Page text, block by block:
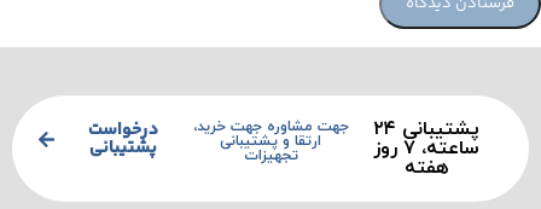
پشتیبانی ۲۴
ساعته، ۷ روز
هفته
جهت مشاوره جهت خرید،
ارتقا و پشتیبانی
تجهیزات
درخواست
پشتیبانی